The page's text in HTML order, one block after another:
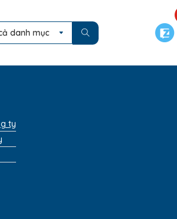
danh mục
ty